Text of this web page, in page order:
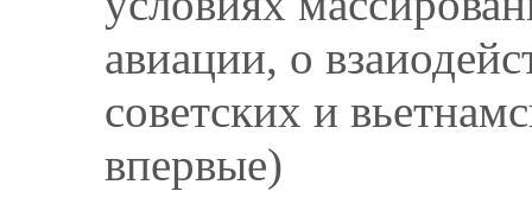
авиации, о
советских и
впервые)